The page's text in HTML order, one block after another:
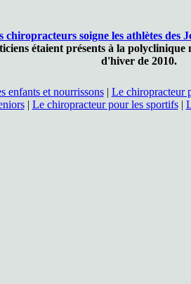
chiropracteurs soigne les athlètes des
étaient présents à la
d'hiver de 2010.
enfants et nourrissons | Le chiropracteur
| Le chiropracteur pour les sportifs |